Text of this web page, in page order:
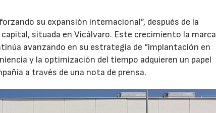
su expansión internacional”, después de la
situada en Vicálvaro. Este crecimiento la marca
avanzando en su estrategia de “implantación en
y la optimización del tiempo adquieren un papel
a través de una nota de prensa.